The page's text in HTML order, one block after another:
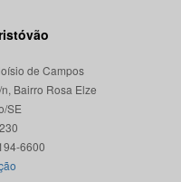
de Campos
Bairro Rosa Elze
SE